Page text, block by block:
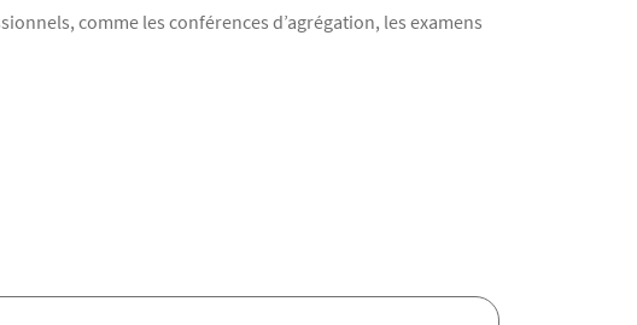
comme les conférences d’agrégation, les examens